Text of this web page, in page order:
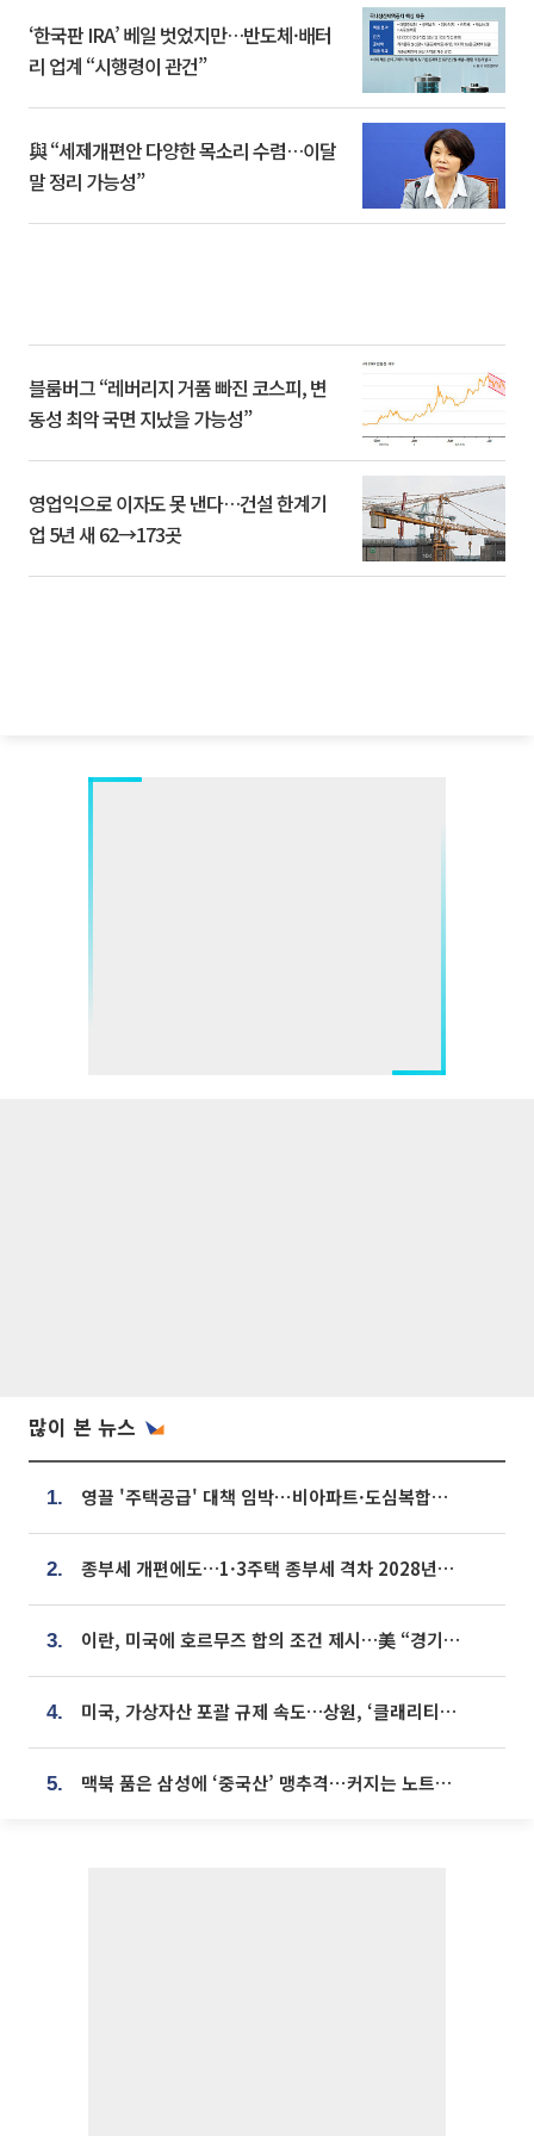
‘한국판 IRA’ 베일 벗었지만…반도체·배터
리 업계 “시행령이 관건”
與 “세제개편안 다양한 목소리 수렴…이달
말 정리 가능성”
블룸버그 “레버리지 거품 빠진 코스피, 변
동성 최악 국면 지났을 가능성”
영업익으로 이자도 못 낸다…건설 한계기
업 5년 새 62→173곳
많이 본 뉴스
1. 영끌 '주택공급' 대책 임박⋯비아파트·도심복합까지 총동원
2. 종부세 개편에도…1·3주택 종부세 격차 2028년부터 확대
3. 이란, 미국에 호르무즈 합의 조건 제시…美 “경기 아직 안 끝나” [종합]
4. 미국, 가상자산 포괄 규제 속도…상원, ‘클래리티법’ 9월 절차투표 추진
5. 맥북 품은 삼성에 ‘중국산’ 맹추격⋯커지는 노트북 OLED 시장